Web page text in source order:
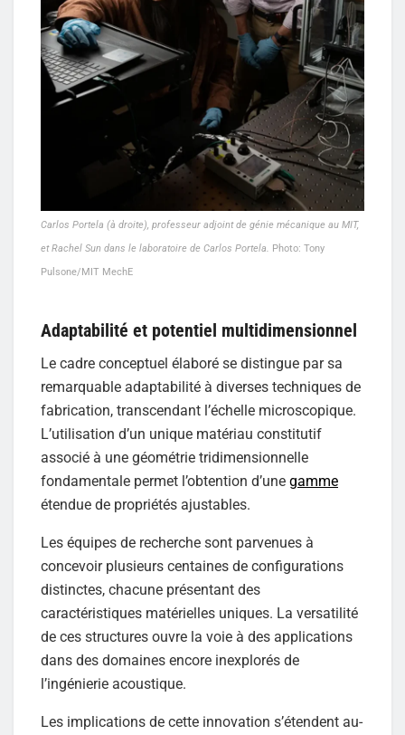
Carlos Portela (à droite), professeur adjoint de génie mécanique au MIT,
et Rachel Sun dans le laboratoire de Carlos Portela. Photo: Tony
Pulsone/MIT MechE
Adaptabilité et potentiel multidimensionnel
Le cadre conceptuel élaboré se distingue par sa
remarquable adaptabilité à diverses techniques de
fabrication, transcendant l’échelle microscopique.
L’utilisation d’un unique matériau constitutif
associé à une géométrie tridimensionnelle
fondamentale permet l’obtention d’une gamme
étendue de propriétés ajustables.
Les équipes de recherche sont parvenues à
concevoir plusieurs centaines de configurations
distinctes, chacune présentant des
caractéristiques matérielles uniques. La versatilité
de ces structures ouvre la voie à des applications
dans des domaines encore inexplorés de
l’ingénierie acoustique.
Les implications de cette innovation s’étendent au-